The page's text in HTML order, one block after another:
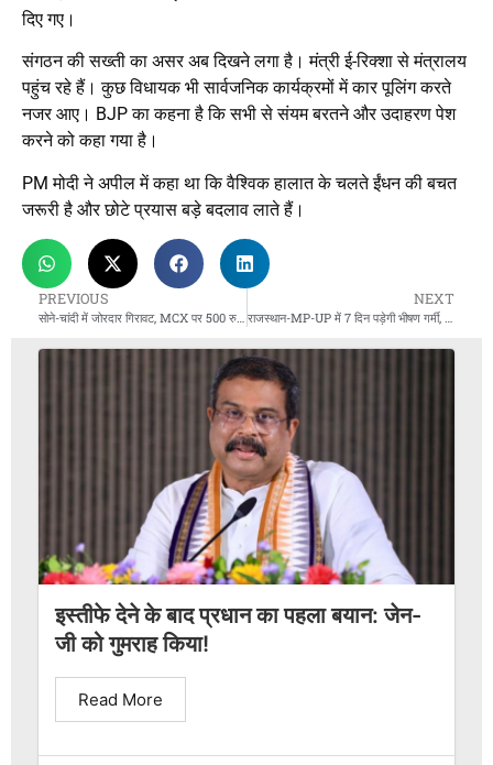
दिए गए।
संगठन की सख्ती का असर अब दिखने लगा है। मंत्री ई-रिक्शा से मंत्रालय
पहुंच रहे हैं। कुछ विधायक भी सार्वजनिक कार्यक्रमों में कार पूलिंग करते
नजर आए। BJP का कहना है कि सभी से संयम बरतने और उदाहरण पेश
करने को कहा गया है।
PM मोदी ने अपील में कहा था कि वैश्विक हालात के चलते ईंधन की बचत
जरूरी है और छोटे प्रयास बड़े बदलाव लाते हैं।
PREVIOUS
सोने-चांदी में जोरदार गिरावट, MCX पर 500 रुपये से अधिक टूटा सोना
NEXT
राजस्थान-MP-UP में 7 दिन पड़ेगी भीषण गर्मी, पारा 48°C पार
इस्तीफे देने के बाद प्रधान का पहला बयान: जेन-
जी को गुमराह किया!
Read More